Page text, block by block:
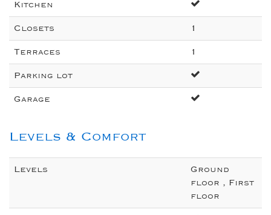
Kitchen
Closets 1
Terraces 1
Parking lot
Garage
Levels & Comfort
Levels Ground
floor , First
floor